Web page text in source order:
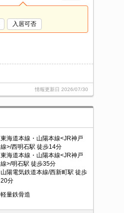
入居可否
情報更新日 2026/07/30
東海道本線・山陽本線<JR神戸
線>/西明石駅 徒歩14分
東海道本線・山陽本線<JR神戸
線>/明石駅 徒歩35分
山陽電気鉄道本線/西新町駅 徒歩
20分
軽量鉄骨造